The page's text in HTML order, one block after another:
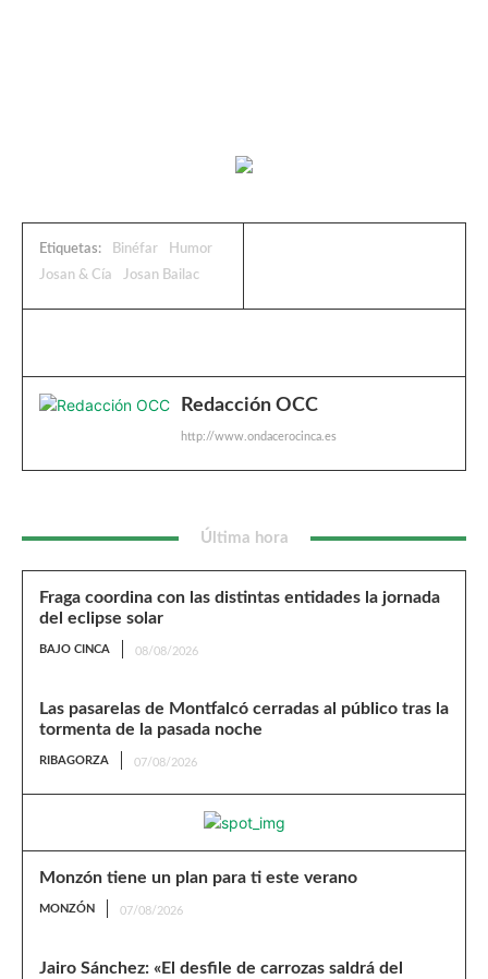
Etiquetas: Binéfar
Humor
Josan & Cía
Josan Bailac
Redacción OCC
http://www.ondacerocinca.es
Última hora
Fraga coordina con las distintas entidades la jornada
del eclipse solar
BAJO CINCA 08/08/2026
Las pasarelas de Montfalcó cerradas al público tras la
tormenta de la pasada noche
RIBAGORZA 07/08/2026
Monzón tiene un plan para ti este verano
MONZÓN 07/08/2026
Jairo Sánchez: «El desfile de carrozas saldrá del